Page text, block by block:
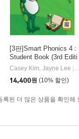
[3판]Smart Phonics 4 :
Student Book (3rd Editi
on)
Casey Kim, Jayne Lee
14,400원 (10% 할인)
록된 더 많은 상품을 확인해